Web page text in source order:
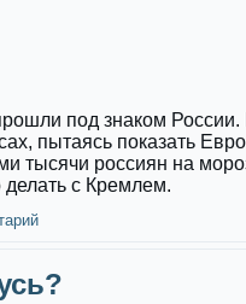
под знаком России.
пытаясь показать
тысячи россиян на
с Кремлем.